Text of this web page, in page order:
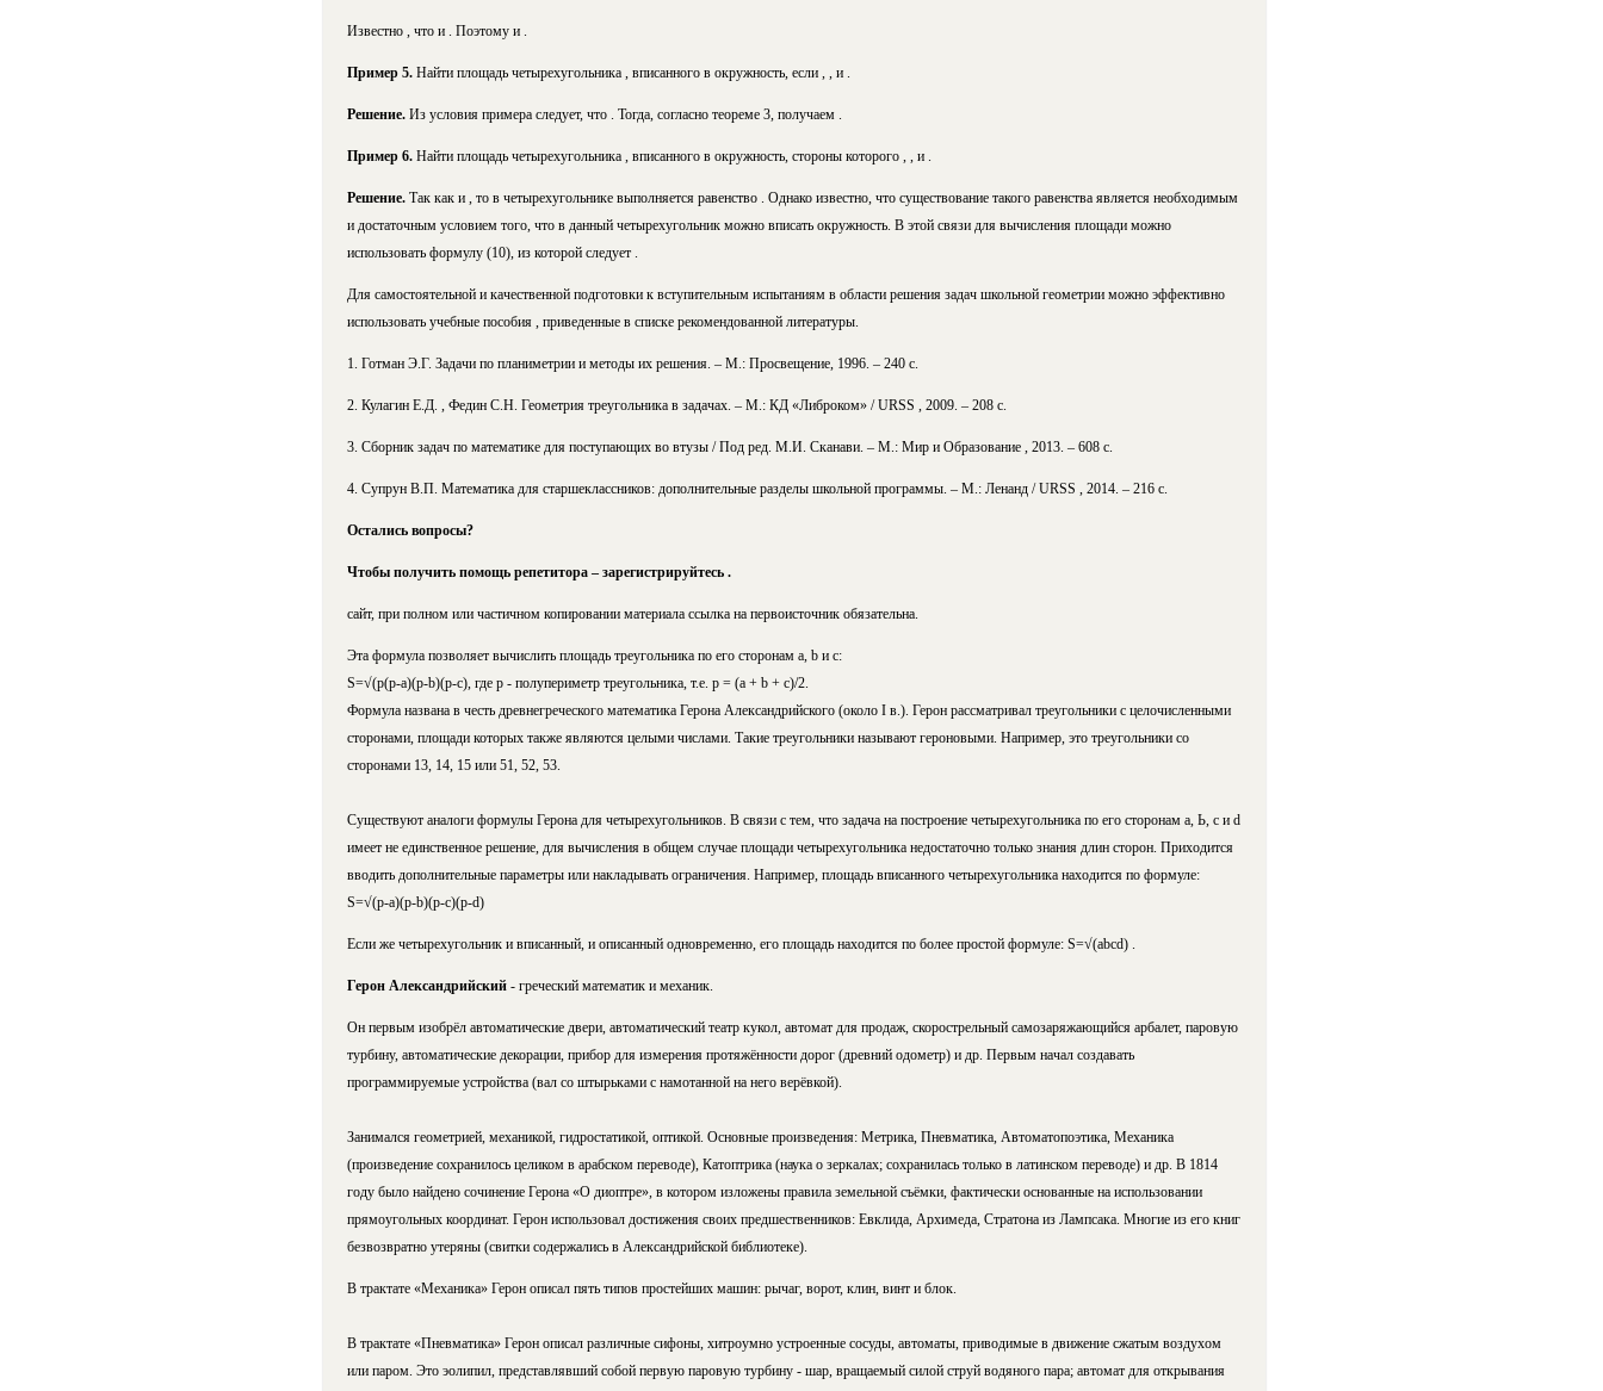
Известно , что и . Поэтому и .
Пример 5. Найти площадь четырехугольника , вписанного в окружность, если , , и .
Решение. Из условия примера следует, что . Тогда, согласно теореме 3, получаем .
Пример 6. Найти площадь четырехугольника , вписанного в окружность, стороны которого , , и .
Решение. Так как и , то в четырехугольнике выполняется равенство . Однако известно, что существование такого равенства является необходимым
и достаточным условием того, что в данный четырехугольник можно вписать окружность. В этой связи для вычисления площади можно
использовать формулу (10), из которой следует .
Для самостоятельной и качественной подготовки к вступительным испытаниям в области решения задач школьной геометрии можно эффективно
использовать учебные пособия , приведенные в списке рекомендованной литературы.
1. Готман Э.Г. Задачи по планиметрии и методы их решения. – М.: Просвещение, 1996. – 240 с.
2. Кулагин Е.Д. , Федин С.Н. Геометрия треугольника в задачах. – М.: КД «Либроком» / URSS , 2009. – 208 с.
3. Сборник задач по математике для поступающих во втузы / Под ред. М.И. Сканави. – М.: Мир и Образование , 2013. – 608 с.
4. Супрун В.П. Математика для старшеклассников: дополнительные разделы школьной программы. – М.: Ленанд / URSS , 2014. – 216 с.
Остались вопросы?
Чтобы получить помощь репетитора – зарегистрируйтесь .
сайт, при полном или частичном копировании материала ссылка на первоисточник обязательна.
Эта формула позволяет вычислить площадь треугольника по его сторонам а, b и с:
S=√(р(р-а)(р-b)(р-с), где р - полупериметр треугольника, т.е. р = (а + b + с)/2.
Формула названа в честь древнегреческого математика Герона Александрийского (около I в.). Герон рассматривал треугольники с целочисленными
сторонами, площади которых также являются целыми числами. Такие треугольники называют героновыми. Например, это треугольники со
сторонами 13, 14, 15 или 51, 52, 53.
Существуют аналоги формулы Герона для четырехугольников. В связи с тем, что задача на построение четырехугольника по его сторонам а, Ь, с и d
имеет не единственное решение, для вычисления в общем случае площади четырехугольника недостаточно только знания длин сторон. Приходится
вводить дополнительные параметры или накладывать ограничения. Например, площадь вписанного четырехугольника находится по формуле:
S=√(р-а)(р-b)(р-с)(p-d)
Если же четырехугольник и вписанный, и описанный одновременно, его площадь находится по более простой формуле: S=√(abcd) .
Герон Александрийский - греческий математик и механик.
Он первым изобрёл автоматические двери, автоматический театр кукол, автомат для продаж, скорострельный самозаряжающийся арбалет, паровую
турбину, автоматические декорации, прибор для измерения протяжённости дорог (древний одометр) и др. Первым начал создавать
программируемые устройства (вал со штырьками с намотанной на него верёвкой).
Занимался геометрией, механикой, гидростатикой, оптикой. Основные произведения: Метрика, Пневматика, Автоматопоэтика, Механика
(произведение сохранилось целиком в арабском переводе), Катоптрика (наука о зеркалах; сохранилась только в латинском переводе) и др. В 1814
году было найдено сочинение Герона «О диоптре», в котором изложены правила земельной съёмки, фактически основанные на использовании
прямоугольных координат. Герон использовал достижения своих предшественников: Евклида, Архимеда, Стратона из Лампсака. Многие из его книг
безвозвратно утеряны (свитки содержались в Александрийской библиотеке).
В трактате «Механика» Герон описал пять типов простейших машин: рычаг, ворот, клин, винт и блок.
В трактате «Пневматика» Герон описал различные сифоны, хитроумно устроенные сосуды, автоматы, приводимые в движение сжатым воздухом
или паром. Это эолипил, представлявший собой первую паровую турбину - шар, вращаемый силой струй водяного пара; автомат для открывания